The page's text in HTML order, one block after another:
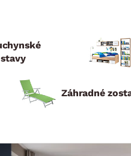
Záhradné